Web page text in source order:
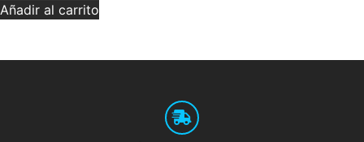
Añadir al carrito